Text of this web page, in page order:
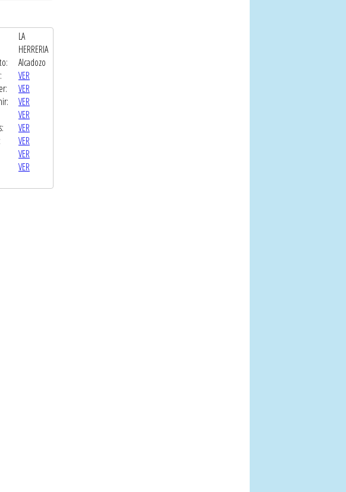
LA
HERRERIA
Alcadozo
VER
VER
VER
VER
VER
VER
VER
VER